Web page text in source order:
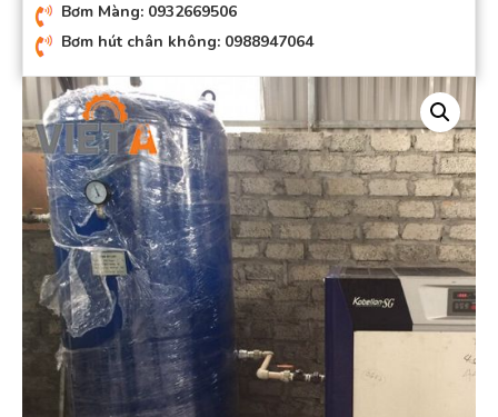
Bơm Màng: 0932669506
Bơm hút chân không: 0988947064